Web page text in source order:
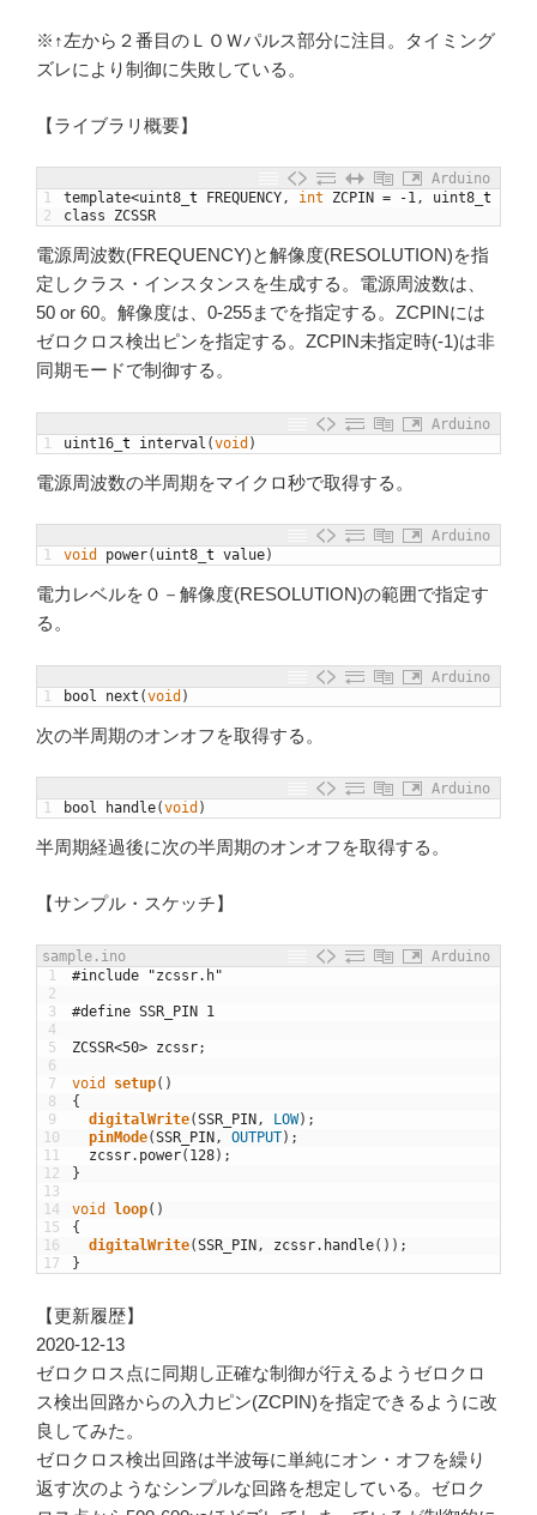
※↑左から２番目のＬＯＷパルス部分に注目。タイミング
ズレにより制御に失敗している。
【ライブラリ概要】
Arduino
1
2
template<uint8 t FREQUENCY, int ZCPIN = -1, uint8 t
class
ZCSSR
電源周波数(FREQUENCY)と解像度(RESOLUTION)を指
定しクラス・インスタンスを生成する。電源周波数は、
50 or 60。解像度は、0-255までを指定する。ZCPINには
ゼロクロス検出ピンを指定する。ZCPIN未指定時(-1)は非
同期モードで制御する。
Arduino
1
uint16 t interval (void )
電源周波数の半周期をマイクロ秒で取得する。
Arduino
1
void power( uint8 t value)
電力レベルを０－解像度(RESOLUTION)の範囲で指定す
る。
Arduino
1
bool next (void )
次の半周期のオンオフを取得する。
Arduino
1
bool handle(void )
半周期経過後に次の半周期のオンオフを取得する。
【サンプル・スケッチ】
sample.ino
Arduino
1
2
3
4
5
6
7
8
9
10
11
12
13
14
15
16
17
#include "zcssr.h"
#define SSR_PIN 1
ZCSSR<50> zcssr;
void setup( )
{
digitalWrite(SSR_PIN , LOW) ;
pinMode(SSR_PIN , OUTPUT) ;
zcssr. power( 128) ;
}
void loop( )
{
digitalWrite(SSR_PIN , zcssr. handle( ) ) ;
}
【更新履歴】
2020-12-13
ゼロクロス点に同期し正確な制御が行えるようゼロクロ
ス検出回路からの入力ピン(ZCPIN)を指定できるように改
良してみた。
ゼロクロス検出回路は半波毎に単純にオン・オフを繰り
返す次のようなシンプルな回路を想定している。ゼロク